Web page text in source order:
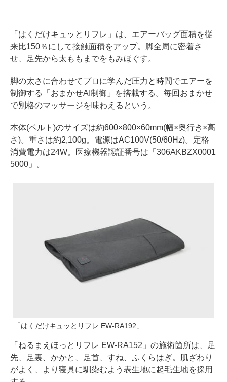
「はくだけキュッとリフレ」は、エアーバッグ面積を従
来比150％にして接触面積をアップ。脚全周に密着さ
せ、足先から太ももまでをもみほぐす。
脚の太さに合わせてプロに学んだ圧力と時間でエアーを
制御する「おまかせAI制御」を搭載する。毎回おまかせ
で別格のマッサージを味わえるという。
本体(ベルト)のサイズは約600×800×60mm(幅×奥行き×高
さ)。重さは約2,100g。電源はAC100V(50/60Hz)。定格
消費電力は24W。医療機器認証番号は「306AKBZX0001
5000」。
「はくだけキュッとリフレ EW-RA192」
「ねるまえほっとリフレ EW-RA152」の施術箇所は、足
先、足裏、かかと、足首、すね、ふくらはぎ。肌ざわり
がよく、より寝具に馴染むよう表生地に起毛生地を採用